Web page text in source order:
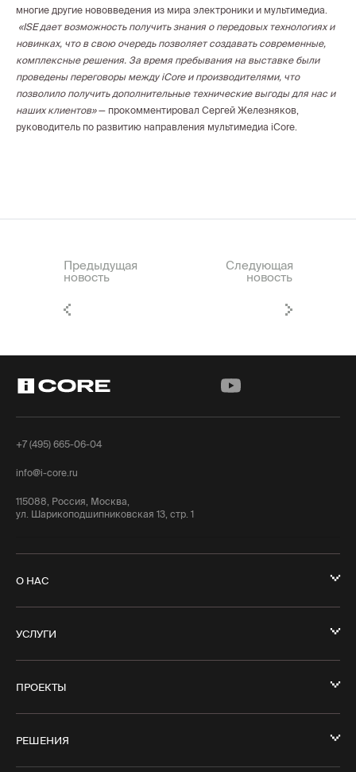
многие другие нововведения из мира электроники и мультимедиа.
«ISE дает возможность получить знания о передовых технологиях и
новинках, что в свою очередь позволяет создавать современные,
комплексные решения. За время пребывания на выставке были
проведены переговоры между iCore и производителями, что
позволило получить дополнительные технические выгоды для нас и
наших клиентов»— прокомментировал Сергей Железняков,
руководитель по развитию направления мультимедиа iCore.
Предыдущая
новость
Следующая
новость
+7 (495) 665-06-04
info@i-core.ru
115088, Россия, Москва,
ул. Шарикоподшипниковская 13, стр. 1
О НАС
УСЛУГИ
ПРОЕКТЫ
РЕШЕНИЯ